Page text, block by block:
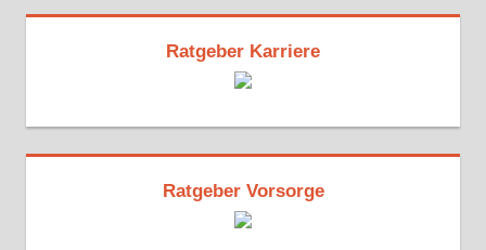
Ratgeber Karriere
Ratgeber Vorsorge